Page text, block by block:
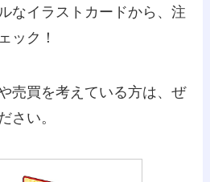
なイラストカードから、注
ック！
売買を考えている方は、ぜ
さい。